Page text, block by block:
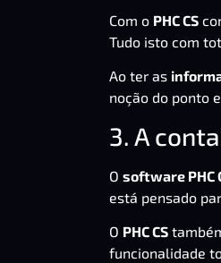
Com o PHC CS
Tudo isto com
Ao ter as
noção do ponto
3. A
O software PHC
está pensado
O PHC CS
funcionalidade